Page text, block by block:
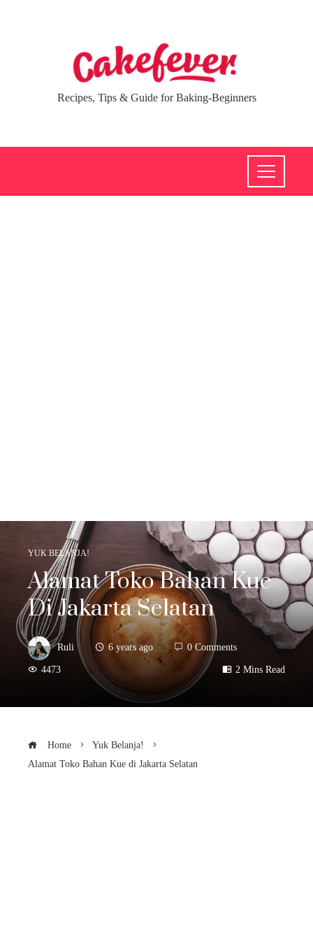
Recipes, Tips & Guide for Baking-Beginners
YUK BELANJA!
Alamat Toko Bahan Kue
Di Jakarta Selatan
Ruli 6 years ago 0 Comments
4473 2 Mins Read
Home
Yuk Belanja!
Alamat Toko Bahan Kue di Jakarta Selatan